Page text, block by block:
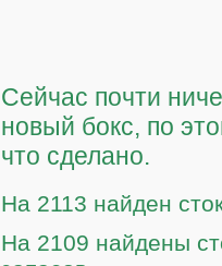
Сейчас почти
новый бокс, по
что сделано.
На 2113 найден
На 2109 найдены